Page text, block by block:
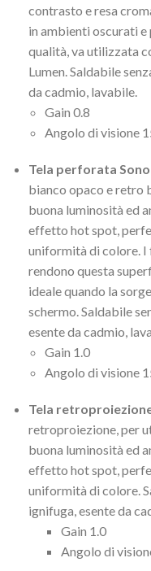
contrasto e resa
in ambienti oscurati e
qualità, va utilizzata
Lumen. Saldabile
da cadmio, lavabile.
Gain 0.8
Angolo di visione
Tela perforata
bianco opaco e retro
buona luminosità ed
effetto hot spot,
uniformità di colore. I
rendono questa
ideale quando la
schermo. Saldabile
esente da cadmio,
Gain 1.0
Angolo di visione
Tela
retroproiezione, per
buona luminosità ed
effetto hot spot,
uniformità di colore.
ignifuga, esente da
Gain 1.0
Angolo di